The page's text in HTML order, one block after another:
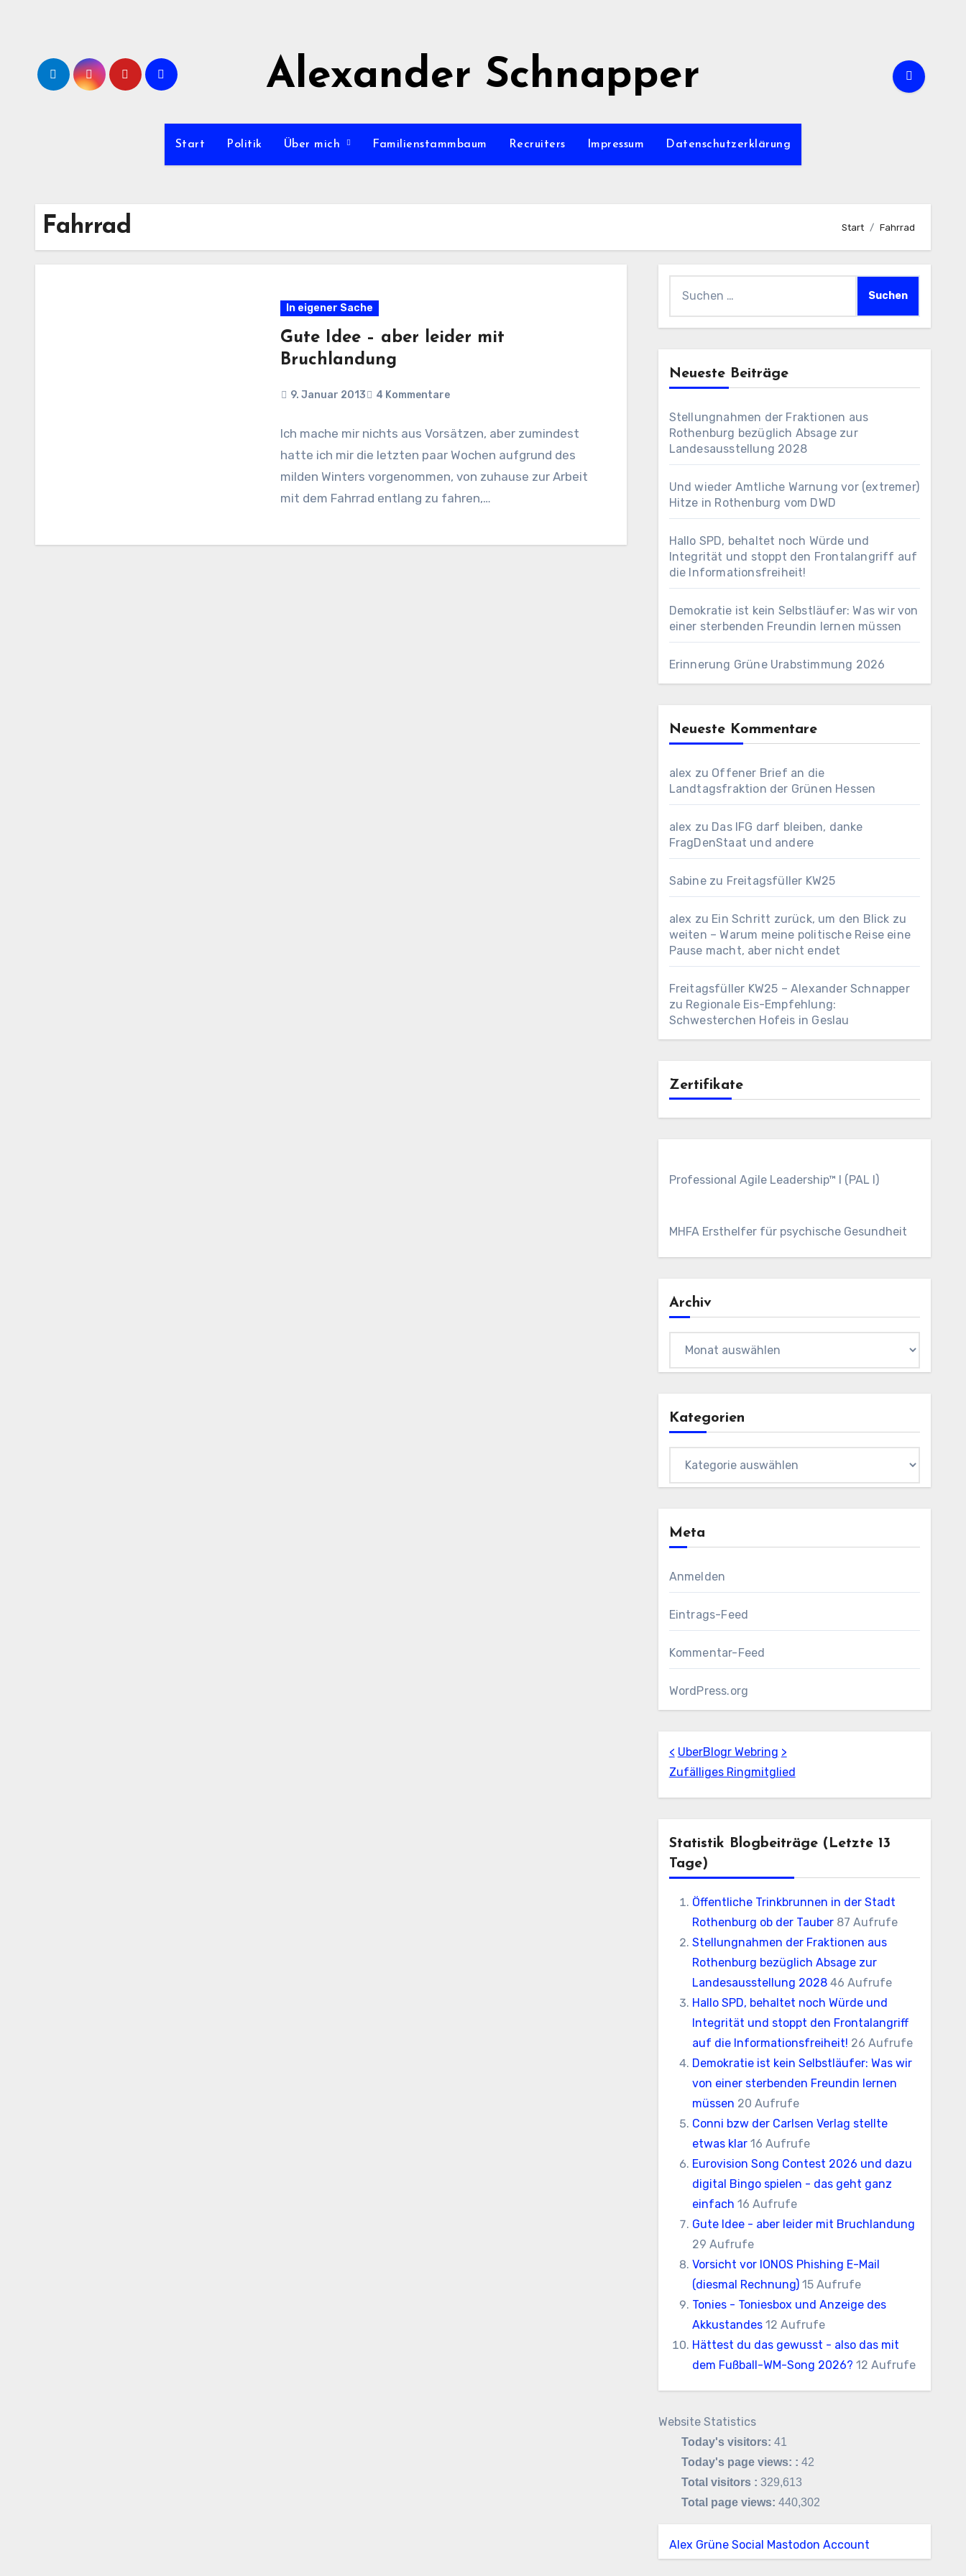
Alexander Schnapper
Start Politik Über mich Familienstammbaum Recruiters Impressum Datenschutzerklärung
Fahrrad Start Fahrrad
In eigener Sache
Gute Idee – aber leider mit
Bruchlandung
9. Januar 2013 4 Kommentare
Ich mache mir nichts aus Vorsätzen, aber zumindest
hatte ich mir die letzten paar Wochen aufgrund des
milden Winters vorgenommen, von zuhause zur Arbeit
mit dem Fahrrad entlang zu fahren,…
nach:
Neueste Beiträge
Stellungnahmen der Fraktionen aus
Rothenburg bezüglich Absage zur
Landesausstellung 2028
Und wieder Amtliche Warnung vor (extremer)
Hitze in Rothenburg vom DWD
Hallo SPD, behaltet noch Würde und
Integrität und stoppt den Frontalangriff auf
die Informationsfreiheit!
Demokratie ist kein Selbstläufer: Was wir von
einer sterbenden Freundin lernen müssen
Erinnerung Grüne Urabstimmung 2026
Neueste Kommentare
alex zu Offener Brief an die
Landtagsfraktion der Grünen Hessen
alex zu Das IFG darf bleiben, danke
FragDenStaat und andere
Sabinezu Freitagsfüller KW25
alex zu Ein Schritt zurück, um den Blick zu
weiten – Warum meine politische Reise eine
Pause macht, aber nicht endet
Freitagsfüller KW25 – Alexander Schnapper
zu Regionale Eis-Empfehlung:
Schwesterchen Hofeis in Geslau
Zertifikate
Professional Agile Leadership™ I (PAL I)
MHFA Ersthelfer für psychische Gesundheit
Archiv
Kategorien
Meta
Anmelden
Eintrags-Feed
Kommentar-Feed
WordPress.org
< UberBlogr Webring >
Zufälliges Ringmitglied
Statistik Blogbeiträge (letzte 13
Tage)
Öffentliche Trinkbrunnen in der Stadt
Rothenburg ob der Tauber 87 Aufrufe
Stellungnahmen der Fraktionen aus
Rothenburg bezüglich Absage zur
Landesausstellung 2028 46 Aufrufe
Hallo SPD, behaltet noch Würde und
Integrität und stoppt den Frontalangriff
auf die Informationsfreiheit! 26 Aufrufe
Demokratie ist kein Selbstläufer: Was wir
von einer sterbenden Freundin lernen
müssen 20 Aufrufe
Conni bzw der Carlsen Verlag stellte
etwas klar 16 Aufrufe
Eurovision Song Contest 2026 und dazu
digital Bingo spielen - das geht ganz
einfach 16 Aufrufe
Gute Idee - aber leider mit Bruchlandung
29 Aufrufe
Vorsicht vor IONOS Phishing E-Mail
(diesmal Rechnung) 15 Aufrufe
Tonies - Toniesbox und Anzeige des
Akkustandes 12 Aufrufe
Hättest du das gewusst - also das mit
dem Fußball-WM-Song 2026? 12 Aufrufe
Website Statistics
Today's visitors: 41
Today's page views: : 42
Total visitors : 329,613
Total page views: 440,302
Alex Grüne Social Mastodon Account